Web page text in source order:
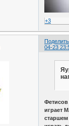
+3
04-23
играет
старшем